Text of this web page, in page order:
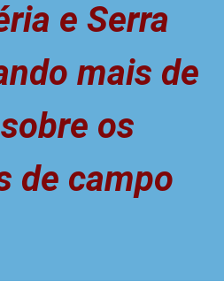
e Serra
mais de
os
de campo